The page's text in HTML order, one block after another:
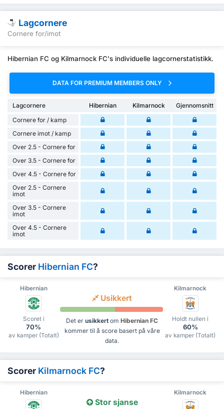
Lagcornere
Cornere for/imot
Hibernian FC og Kilmarnock FC's individuelle lagcornerstatistikk.
DATA FOR PREMIUM MEMBERS ONLY
Lagcornere Hibernian Kilmarnock
Gjennomsnitt
Cornere for / kamp
Cornere imot / kamp
Over 2.5 - Cornere for
Over 3.5 - Cornere for
Over 4.5 - Cornere for
Over 2.5 - Cornere
imot
Over 3.5 - Cornere
imot
Over 4.5 - Cornere
imot
Scorer Hibernian FC?
Hibernian Kilmarnock
Scoret i
70%
av kamper (Totalt)
Usikkert
Det er usikkert om Hibernian FC
kommer til å score basert på våre
data.
Holdt nullen i
60%
av kamper (Totalt)
Scorer Kilmarnock FC?
Hibernian Kilmarnock
Stor sjanse